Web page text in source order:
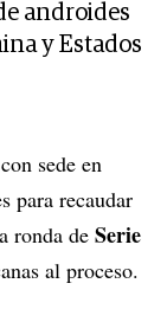
androides
y Estados
sede en
para recaudar
ronda de Serie
al proceso.